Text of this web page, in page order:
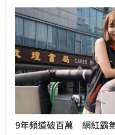
自己能走到這麼遠非常幸運
9年頻道破百萬 網紅霸